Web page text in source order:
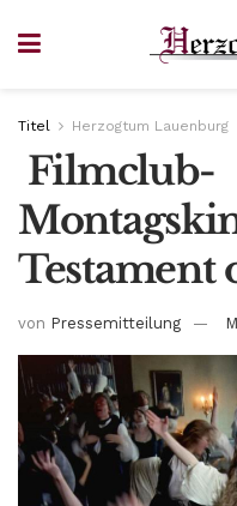
Titel Herzogtum Lauenburg
Filmclub-
Testament
von Pressemitteilung